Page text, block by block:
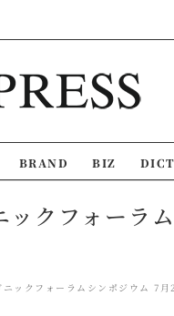
BRAND BIZ
クフォーラ
ックフォーラムシンポジウム 7